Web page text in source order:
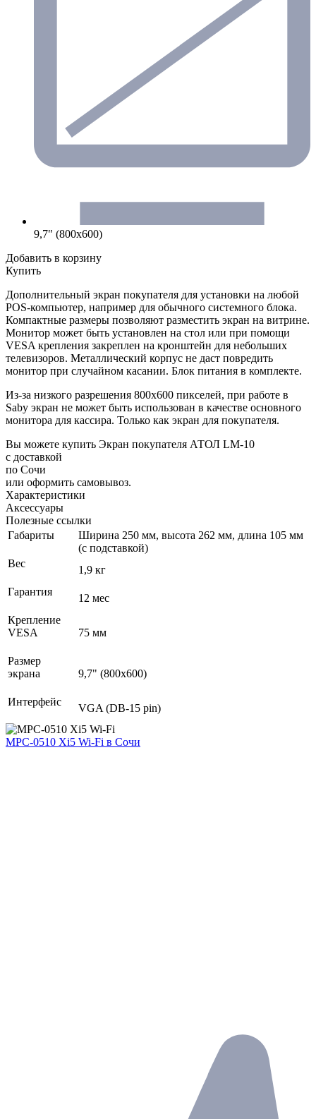
9,7" (800x600)
Добавить в корзину
Купить
Дополнительный экран покупателя для установки на любой
POS-компьютер, например для обычного системного блока.
Компактные размеры позволяют разместить экран на витрине.
Монитор может быть установлен на стол или при помощи
VESA крепления закреплен на кронштейн для небольших
телевизоров. Металлический корпус не даст повредить
монитор при случайном касании. Блок питания в комплекте.
Из-за низкого разрешения 800x600 пикселей, при работе в
Saby экран не может быть использован в качестве основного
монитора для кассира. Только как экран для покупателя.
Вы можете купить Экран покупателя АТОЛ LM-10
с доставкой
по Сочи
или оформить самовывоз.
Характеристики
Аксессуары
Полезные ссылки
Габариты
Ширина 250 мм, высота 262 мм, длина 105 мм
(с подставкой)
Вес
1,9 кг
Гарантия
12 мес
Крепление
VESA
75 мм
Размер
экрана
9,7" (800x600)
Интерфейс
VGA (DB-15 pin)
MPC-0510 Xi5 Wi-Fi в Сочи